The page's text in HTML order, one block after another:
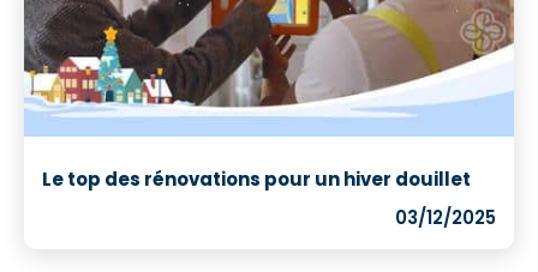
Le top des rénovations pour un hiver douillet
03/12/2025